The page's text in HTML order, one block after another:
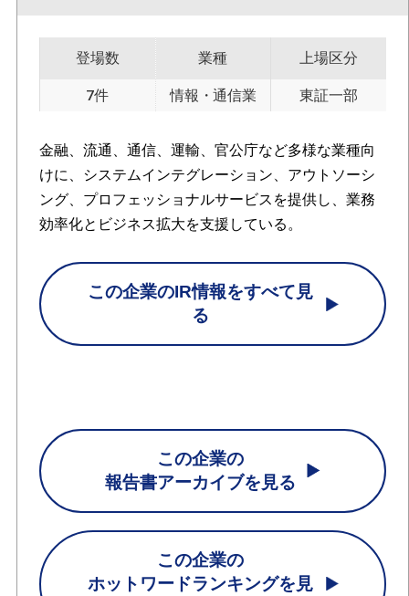
登場数
7件
業種
情報・通信業
上場区分
東証一部
金融、流通、通信、運輸、官公庁など多様な業種向
けに、システムインテグレーション、アウトソーシ
ング、プロフェッショナルサービスを提供し、業務
効率化とビジネス拡大を支援している。
この企業のIR情報をすべて見
る
この企業の
報告書アーカイブを見る
この企業の
ホットワードランキングを見